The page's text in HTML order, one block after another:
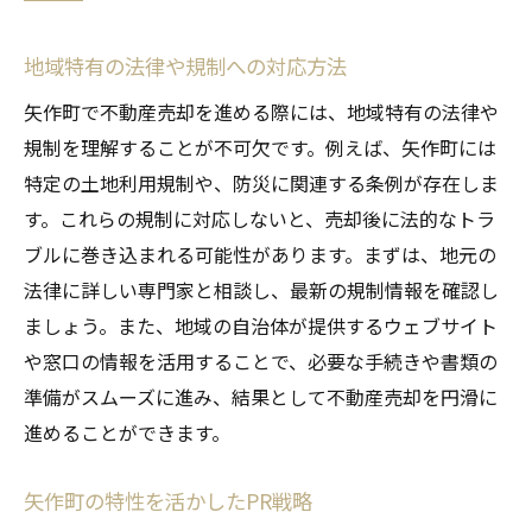
地域特有の法律や規制への対応方法
矢作町で不動産売却を進める際には、地域特有の法律や
規制を理解することが不可欠です。例えば、矢作町には
特定の土地利用規制や、防災に関連する条例が存在しま
す。これらの規制に対応しないと、売却後に法的なトラ
ブルに巻き込まれる可能性があります。まずは、地元の
法律に詳しい専門家と相談し、最新の規制情報を確認し
ましょう。また、地域の自治体が提供するウェブサイト
や窓口の情報を活用することで、必要な手続きや書類の
準備がスムーズに進み、結果として不動産売却を円滑に
進めることができます。
矢作町の特性を活かしたPR戦略